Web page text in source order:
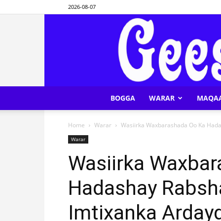
2026-08-07
BOGGA WARAR
Home Warar Wasiirka Waxbarashada Oo Ka
Warar
Wasiirka
Hadashay
Imtixanka